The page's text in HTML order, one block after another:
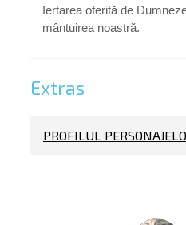
Iertarea oferită de
mântuirea noastră.
Extras
PROFILUL